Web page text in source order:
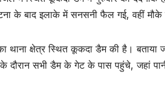
के बाद इलाके में सनसनी फैल गई, वहीं
थाना क्षेत्र स्थित कूकदा डैम की है।
सभी डैम के गेट के पास पहुंचे, जहां